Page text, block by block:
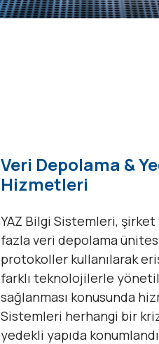
Veri Depolama &
Hizmetleri
YAZ Bilgi Sistemleri,
fazla veri depolama
protokoller kullanılarak
farklı teknolojilerle
sağlanması konusunda
Sistemleri herhangi bir
yedekli yapıda